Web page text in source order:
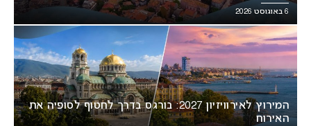
6 באוגוסט 2026
המירוץ לאירוויזיון 2027: בורגס בדרך לחטוף לסופיה את
האירוח